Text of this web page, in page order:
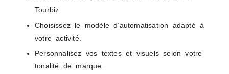
Tourbiz.
Choisissez le modèle d’automatisation adapté à
votre activité.
Personnalisez vos textes et visuels selon votre
tonalité de marque.